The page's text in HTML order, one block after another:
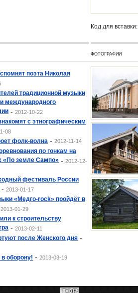
Кoд для вставки:
поэта Николая
традиционной музыки
международного
- 2012-10-22
с этнографическим
08
фолк-волна - 2012-11-14
по гонкам на
«По земле Сампо» - 2012-12-
фестиваль России
- 2013-01-17
«Медго-rock» пройдёт в
2013-01-29
к строительству
- 2013-02-11
после Женского дня -
оборону! - 2013-03-19
ФОТОГРАФИИ